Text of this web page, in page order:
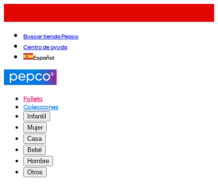
Buscar tienda Pepco
Centro de ayuda
Español
Folleto
Colecciones
Infantil
Mujer
Casa
Bebé
Hombre
Otros